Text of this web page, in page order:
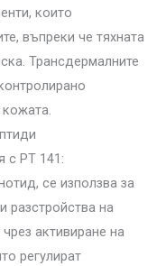
които
въпреки че тяхната
Трансдермалните
с PT 141:
се използва за
разстройства на
активиране на
регулират